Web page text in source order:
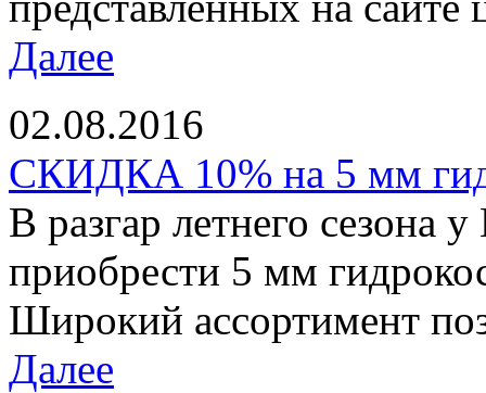
Далее
02.08.2016
СКИДКА 10% на 5 мм
В разгар летнего сезона
приобрести 5 мм
Широкий ассортимент
Далее